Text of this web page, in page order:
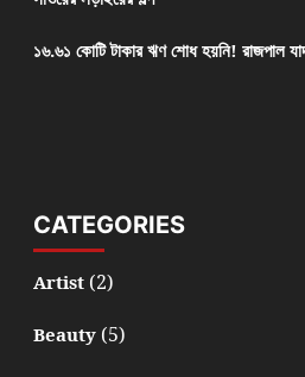
১৬.৬১ কোটি টাকার ঋণ শোধ হয়নি! রাজপাল
CATEGORIES
Artist(2)
Beauty(5)